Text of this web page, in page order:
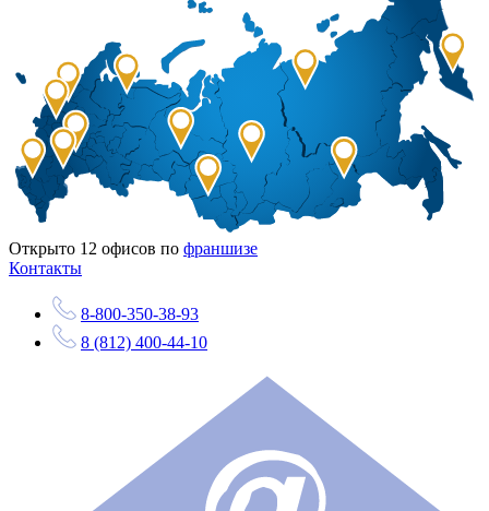
Открыто 12 офисов по франшизе
Контакты
8-800-350-38-93
8 (812) 400-44-10